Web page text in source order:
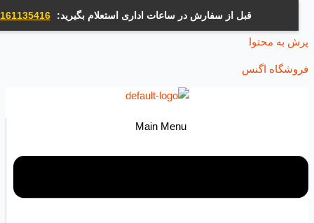
قبل از سفارش در ساعات اداری استعلام بگیرید: 09161135416
محتوا
اگنس
Main Menu